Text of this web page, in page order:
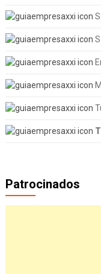
Patrocinados